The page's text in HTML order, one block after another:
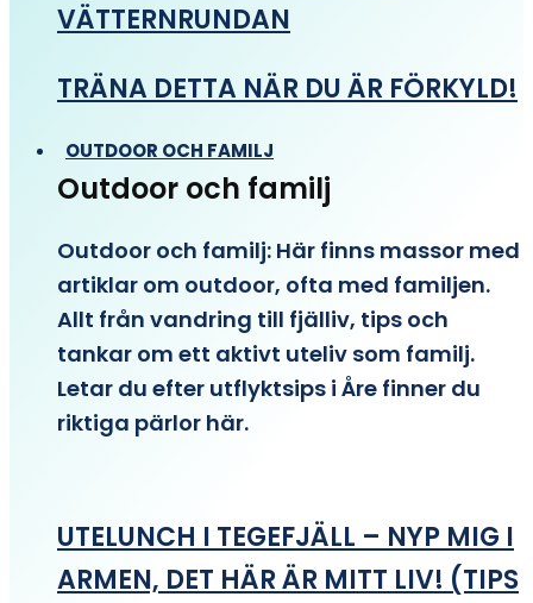
VÄTTERNRUNDAN
TRÄNA DETTA NÄR DU ÄR FÖRKYLD!
OUTDOOR OCH FAMILJ
Outdoor och familj
Outdoor och familj: Här finns massor med
artiklar om outdoor, ofta med familjen.
Allt från vandring till fjälliv, tips och
tankar om ett aktivt uteliv som familj.
Letar du efter utflyktsips i Åre finner du
riktiga pärlor här.
UTELUNCH I TEGEFJÄLL – NYP MIG I
ARMEN, DET HÄR ÄR MITT LIV! (TIPS